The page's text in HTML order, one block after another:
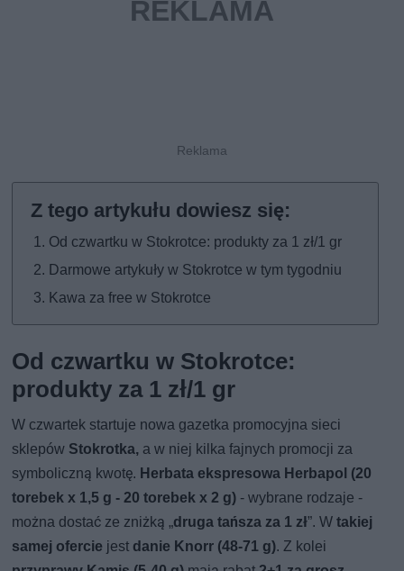
Od czwartku w Stokrotce: produkty za 1 zł/1 gr
Darmowe artykuły w Stokrotce w tym tygodniu
Kawa za free w Stokrotce
Od czwartku w Stokrotce:
produkty za 1 zł/1 gr
W czwartek startuje nowa gazetka promocyjna sieci
sklepów Stokrotka, a w niej kilka fajnych promocji za
symboliczną kwotę. Herbata ekspresowa Herbapol (20
torebek x 1,5 g - 20 torebek x 2 g) - wybrane rodzaje -
można dostać ze zniżką „druga tańsza za 1 zł”. Wtakiej
samej ofercie jest danie Knorr (48-71 g). Z kolei